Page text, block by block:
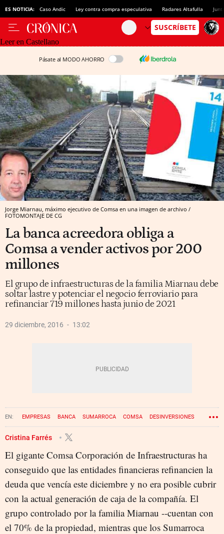
ES NOTICIA: Caso Andic Ley contra compra especulativa Radares Altafulla
Leer en Castellano
Pásate al MODO AHORRO
Jorge Miarnau, máximo ejecutivo de Comsa en una imagen de archivo /
FOTOMONTAJE DE CG
La banca acreedora obliga a
Comsa a vender activos por 200
millones
El grupo de infraestructuras de la familia Miarnau debe
soltar lastre y potenciar el negocio ferroviario para
refinanciar 719 millones hasta junio de 2021
29 diciembre, 2016 13:02
EMPRESAS BANCA SUMARROCA COMSA DESINVERSIONES
Cristina Farrés
El gigante Comsa Corporación de Infraestructuras ha
conseguido que las entidades financieras refinancien la
deuda que vencía este diciembre y no era posible cubrir
con la actual generación de caja de la compañía. El
grupo controlado por la familia Miarnau --cuentan con
el 70% de la propiedad, mientras que los Sumarroca